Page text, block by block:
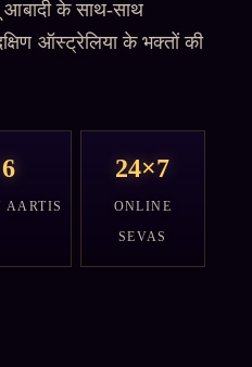
के साथ-साथ
ऑस्ट्रेलिया के भक्तों की
6
AARTIS
24×7
ONLINE
SEVAS